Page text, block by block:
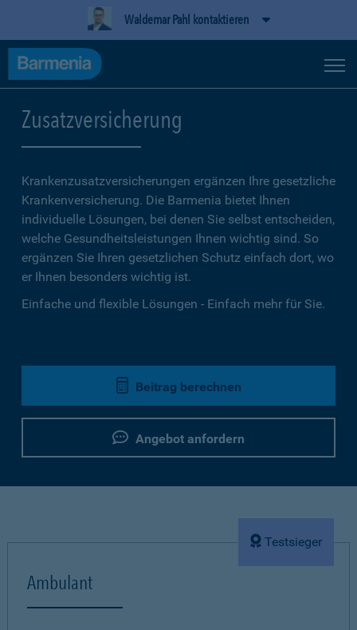
Waldemar Pahl kontaktieren
Zusatzversicherung
Krankenzusatzversicherungen ergänzen Ihre gesetzliche
Kranken­versicherung. Die Barmenia bietet Ihnen
individuelle Lösungen, bei denen Sie selbst entscheiden,
welche Gesundheitsleistungen Ihnen wichtig sind. So
ergänzen Sie Ihren gesetzlichen Schutz einfach dort, wo
er Ihnen besonders wichtig ist.
Einfache und flexible Lösungen - Einfach mehr für Sie.
Beitrag berechnen
Angebot anfordern
Testsieger
Ambulant